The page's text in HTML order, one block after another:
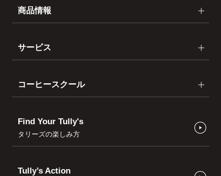
商品情報
サービス
コーヒースクール
Find Your Tully's
タリーズの楽しみ方
Tully’s Action